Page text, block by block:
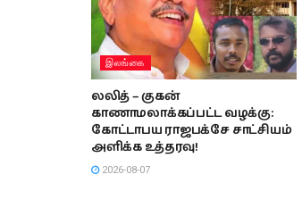
இலங்கை
லலித் – குகன்
காணாமலாக்கப்பட்ட வழக்கு:
கோட்டாபய ராஜபக்சே சாட்சியம்
அளிக்க உத்தரவு!
2026-08-07